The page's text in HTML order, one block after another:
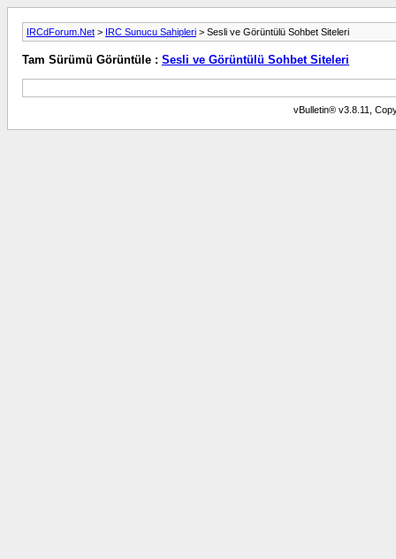
IRCdForum.Net > IRC Sunucu Sahipleri > Sesli ve Görüntülü Sohbet Siteleri
Tam Sürümü Görüntüle : Sesli ve Görüntülü Sohbet Siteleri
vBulletin® v3.8.11,